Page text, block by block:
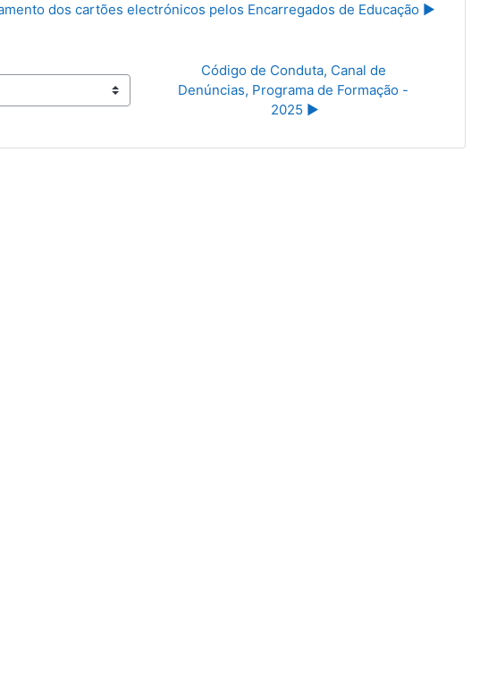
dos cartões electrónicos pelos Encarregados de Educação ▶︎
Código de Conduta, Canal de
Denúncias, Programa de Formação -
2025 ▶︎